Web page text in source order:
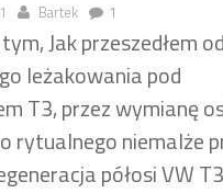
Bartek 1
Jak przeszedłem od
leżakowania pod
T3, przez wymianę
rytualnego niemalże
półosi VW T3